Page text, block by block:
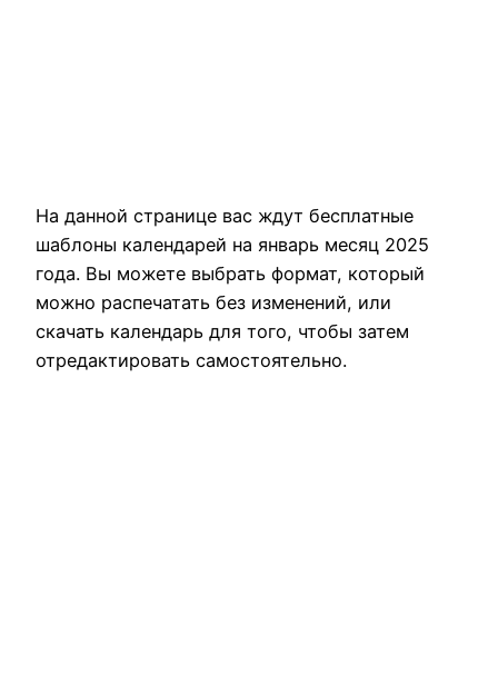
На данной странице вас ждут бесплатные
шаблоны календарей на январь месяц 2025
года. Вы можете выбрать формат, который
можно распечатать без изменений, или
скачать календарь для того, чтобы затем
отредактировать самостоятельно.